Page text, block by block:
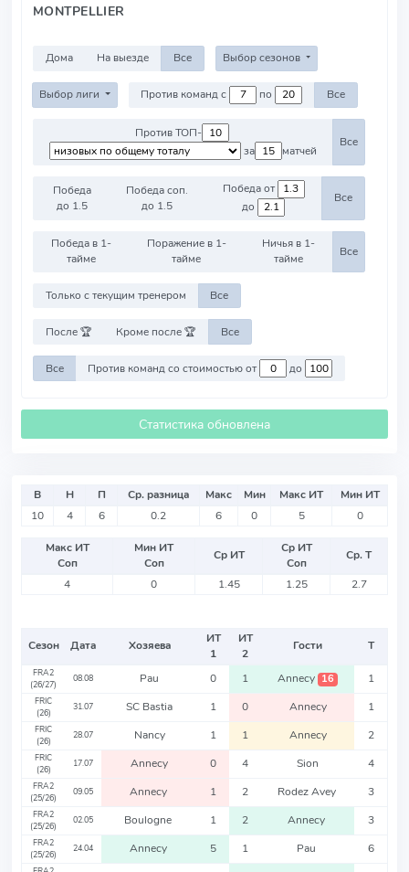
MONTPELLIER
Дома На выезде Все Выбор сезонов
Выбор лиги Против команд с по Все
Против ТОП-
за
матчей
Все
Победа
до 1.5
Победа соп.
до 1.5
Победа от
до
Все
Победа в 1-
тайме
Поражение в 1-
тайме
Ничья в 1-
тайме
Все
Только с текущим тренером Все
После 🏆 Кроме после 🏆 Все
Все Против команд со стоимостью от до
Статистика обновлена
В Н П Ср. разница Макс Мин Макс ИТ
Мин ИТ
10
4 6 0.2 6 0 5 0
Макс ИТ
Соп
Мин ИТ
Соп
Ср ИТ
Ср ИТ
Соп
Ср. Т
4
0 1.45 1.25 2.7
Сезон Дата Хозяева
ИТ
1
ИТ
2
Гости Т
FRA2
(26/27)
08.08 Pau 0 1 Annecy 16 1
FRIC
(26)
31.07 SC Bastia 1 0 Annecy 1
FRIC
(26)
28.07 Nancy 1 1 Annecy 2
FRIC
(26)
17.07 Annecy 0 4 Sion 4
FRA2
(25/26)
09.05 Annecy 1 2 Rodez Avey 3
FRA2
(25/26)
02.05 Boulogne 1 2 Annecy 3
FRA2
(25/26)
24.04 Annecy 5 1 Pau 6